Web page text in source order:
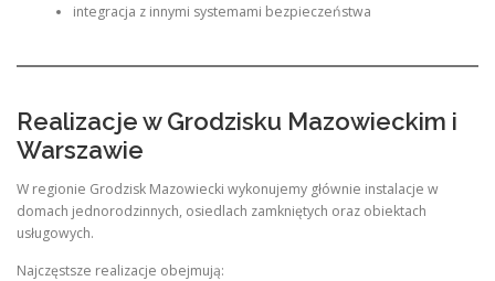
integracja z innymi systemami bezpieczeństwa
Realizacje w Grodzisku Mazowieckim i
Warszawie
W regionie Grodzisk Mazowiecki wykonujemy głównie instalacje w
domach jednorodzinnych, osiedlach zamkniętych oraz obiektach
usługowych.
Najczęstsze realizacje obejmują: